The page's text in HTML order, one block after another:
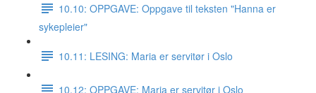
10.10: OPPGAVE: Oppgave til teksten "Hanna er
sykepleier"
10.11: LESING: Maria er servitør i Oslo
10.12: OPPGAVE: Maria er servitør i Oslo